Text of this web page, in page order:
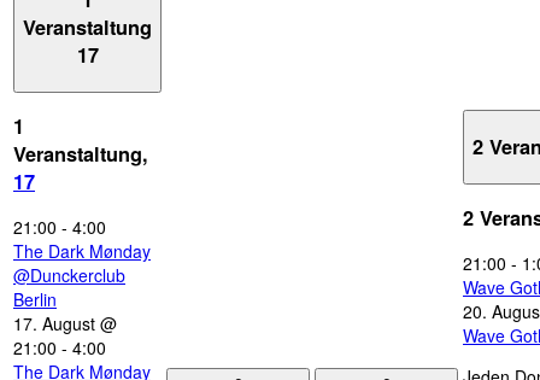
Veranstaltung
17
1
Veranstaltung,
17
21:00 - 4:00
The Dark Mønday
@Dunckerclub
Berlin
17. August @
21:00 - 4:00
The Dark Mønday
2
2
21:00 -
Wave
20.
Wave